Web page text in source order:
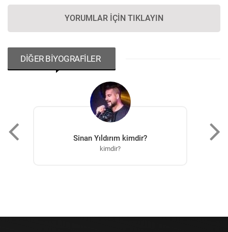
YORUMLAR İÇIN TIKLAYIN
DİĞER BİYOGRAFİLER
Sinan Yıldırım kimdir?
kimdir?
Ali